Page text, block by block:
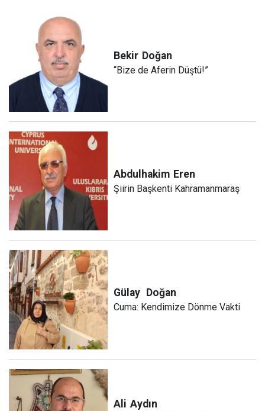
Bekir Doğan
“Bize de Aferin Düştü!”
Abdulhakim Eren
Şiirin Başkenti Kahramanmaraş
Gülay Doğan
Cuma: Kendimize Dönme Vakti
Ali Aydın